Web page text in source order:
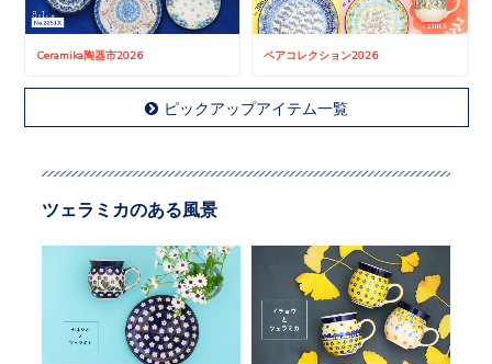
Ceramika陶器市2026 ペアコレクション2026
ピックアップアイテム一覧
ツェラミカのある風景